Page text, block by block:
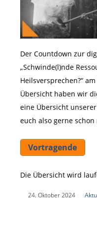
Der Countdown zur
„Schwinde(l)nde
Heilsversprechen?“
Übersicht haben wir
eine Übersicht
euch also gerne schon
Vortragende
Die Übersicht wird
24. Oktober 2024